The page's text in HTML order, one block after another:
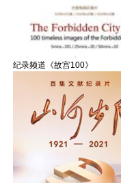
纪录频道《故宫100》